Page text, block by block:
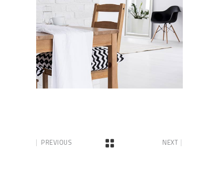
PREVIOUS NEXT